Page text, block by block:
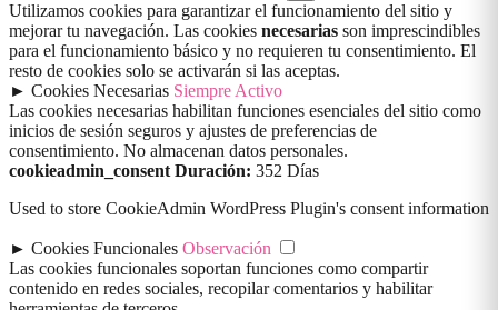
Utilizamos cookies para garantizar el funcionamiento del sitio y
mejorar tu navegación. Las cookies necesarias son imprescindibles
para el funcionamiento básico y no requieren tu consentimiento. El
resto de cookies solo se activarán si las aceptas.
► Cookies Necesarias Siempre Activo
Las cookies necesarias habilitan funciones esenciales del sitio como
inicios de sesión seguros y ajustes de preferencias de
consentimiento. No almacenan datos personales.
cookieadmin_consent Duración: 352 Días
Used to store CookieAdmin WordPress Plugin's consent information
► Cookies Funcionales Observación
Las cookies funcionales soportan funciones como compartir
contenido en redes sociales, recopilar comentarios y habilitar